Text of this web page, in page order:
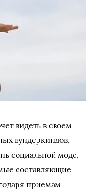
видеть в своем
вундеркиндов,
социальной моде,
составляющие
приемам